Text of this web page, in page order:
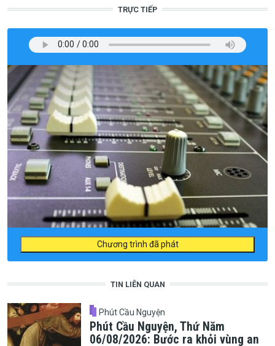
TRỰC TIẾP
Chương trình đã phát
TIN LIÊN QUAN
Phút Cầu Nguyện
Phút Cầu Nguyện, Thứ Năm
06/08/2026: Bước ra khỏi vùng an